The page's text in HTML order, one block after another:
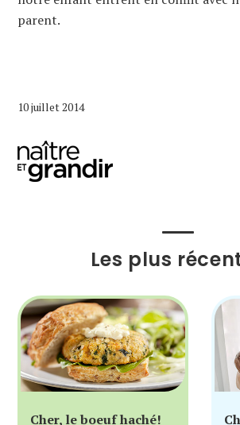
parent.
10 juillet 2014
Les plus
Cher, le boeuf haché!